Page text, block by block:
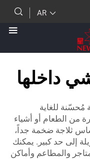
أو أشياء
جداً،
يمكنك
وأماكن